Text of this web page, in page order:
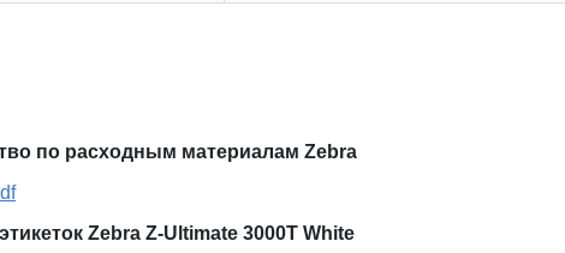
по расходным материалам Zebra
Zebra Z-Ultimate 3000T White